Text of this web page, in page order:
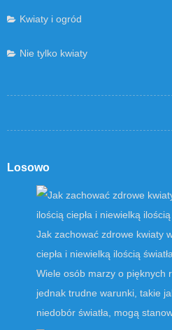
Kwiaty i ogród
Nie tylko kwiaty
Losowo
Jak zachować zdrowe kwiaty
ciepła i niewielką ilością światła
Wiele osób marzy o pięknych
jednak trudne warunki, takie
niedobór światła, mogą